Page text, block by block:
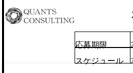
応募期限
スケジュール